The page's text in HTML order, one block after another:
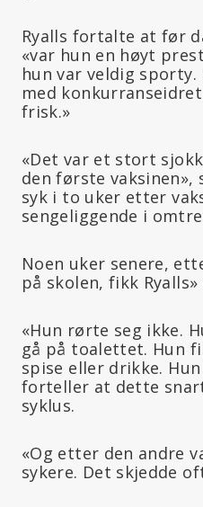
Ryalls fortalte at før
«var hun en høyt
hun var veldig sporty.
med
frisk.»
«Det var et stort
den første vaksinen»,
syk i to uker etter
sengeliggende i
Noen uker senere,
på skolen, fikk
«Hun rørte seg ikke.
gå på toalettet. Hun
spise eller drikke. Hun
forteller at dette
syklus.
«Og etter den andre
sykere. Det skjedde